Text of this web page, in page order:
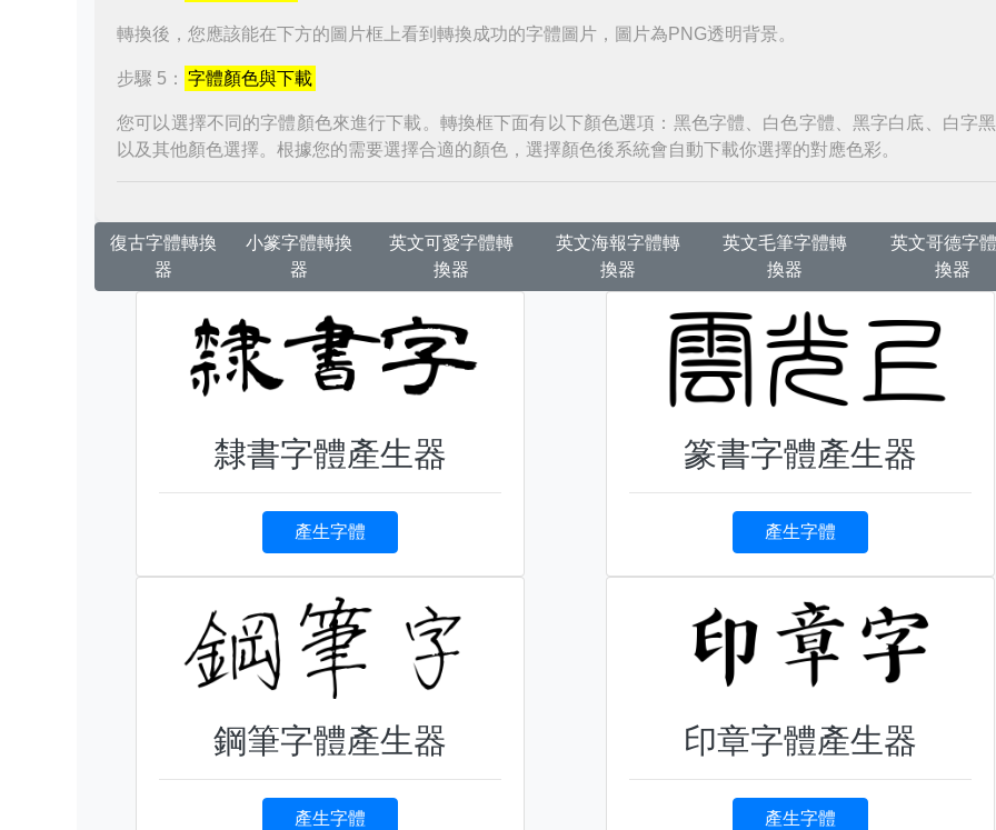
轉換後，您應該能在下方的圖片框上看到轉換成功的字體圖片，圖片為PNG透明背景。
步驟 5： 字體顏色與下載
您可以選擇不同的字體顏色來進行下載。轉換框下面有以下顏色選項：黑色字體、白色字體、黑字白底、白字
以及其他顏色選擇。根據您的需要選擇合適的顏色，選擇顏色後系統會自動下載你選擇的對應色彩。
復古字體轉換
器
小篆字體轉換
器
英文可愛字體轉
換器
英文海報字體轉
換器
英文毛筆字體轉
換器
英文哥德字
換器
隸書字體產生器
產生字體
篆書字體產生器
產生字體
鋼筆字體產生器
產生字體
印章字體產生器
產生字體